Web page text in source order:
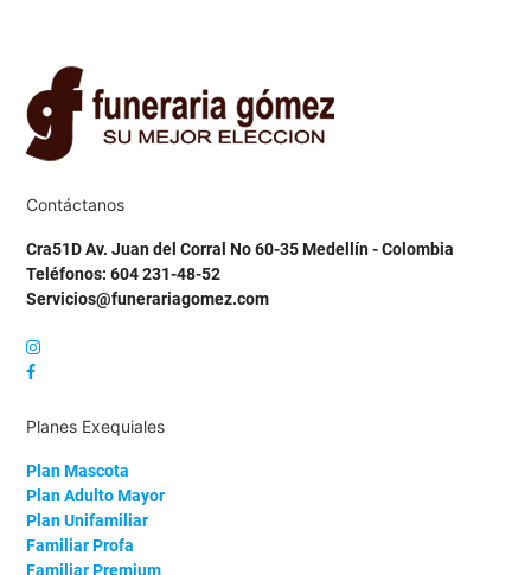
Contáctanos
Cra51D Av. Juan del Corral No 60-35 Medellín - Colombia
Teléfonos: 604 231-48-52
Servicios@funerariagomez.com
Planes Exequiales
Plan Mascota
Plan Adulto Mayor
Plan Unifamiliar
Familiar Profa
Familiar Premium